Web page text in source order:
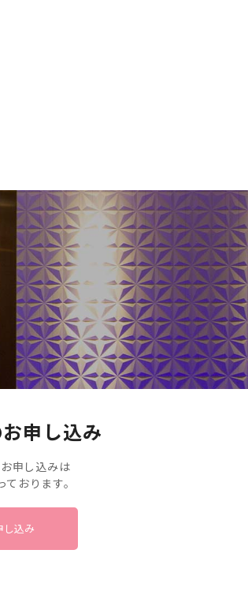
申し込み
申し込みは
おります。
し込み